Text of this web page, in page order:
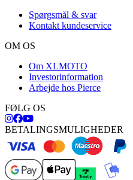
Spørgsmål & svar
Kontakt kundeservice
OM OS
Om XLMOTO
Investorinformation
Arbejde hos Pierce
FØLG OS
BETALINGSMULIGHEDER